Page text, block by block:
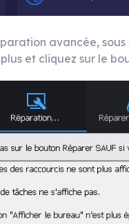
avancée,
et cliquez sur le